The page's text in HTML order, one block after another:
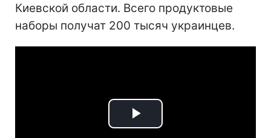
Киевской области. Всего продуктовые
наборы получат 200 тысяч украинцев.
Play